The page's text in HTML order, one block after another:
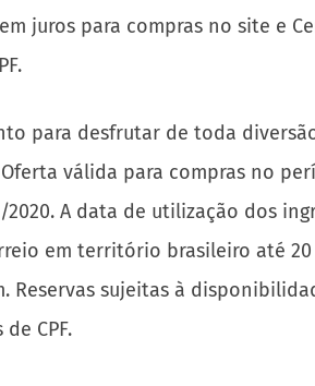
juros para compras no site e
para desfrutar de toda
válida para compras no
A data de utilização dos
em território brasileiro até
Reservas sujeitas à
CPF.